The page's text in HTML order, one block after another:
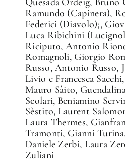
Quesada Ordeig, Bruno
Ramundo (Capinera),
Federici (Diavolo);,
Luca Ribichini
Riciputo, Antonio
Romagnoli, Giorgio
Russo, Antonio Russo,
Livio e Francesca
Mauro Sàito,
Scolari, Beniamino
Sèstito, Laurent
Laura Thermes,
Tramonti, Gianni
Daniele Zerbi, Laura
Zuliani